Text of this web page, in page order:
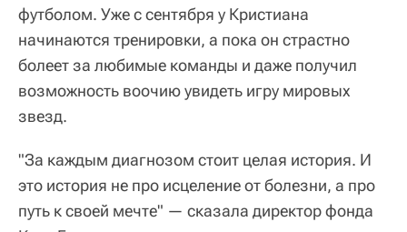
футболом. Уже с сентября у Кристиана
начинаются тренировки, а пока он страстно
болеет за любимые команды и даже получил
возможность воочию увидеть игру мировых
звезд.
"За каждым диагнозом стоит целая история. И
это история не про исцеление от болезни, а про
путь к своей мечте" — сказала директор фонда